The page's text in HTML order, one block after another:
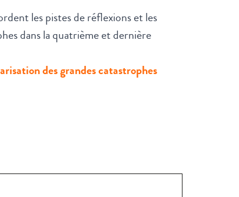
les pistes de réflexions et les
dans la quatrième et dernière
des grandes catastrophes